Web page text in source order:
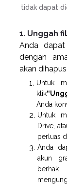
tidak dapat
1. Unggah
Anda
dengan
akan
Untuk
klik
Anda
Untuk
Drive,
perluas
Anda
akun
berhak